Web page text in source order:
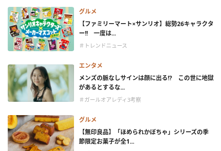
グルメ
【ファミリーマート×サンリオ】総勢26キャラクタ
ー!! 一度は...
＃トレンドニュース
エンタメ
メンズの脈なしサインは顔に出る!? この世に地獄
があるとするな...
＃ガールオアレディ3考察
グルメ
【無印良品】「ほめられかぼちゃ」シリーズの季
節限定お菓子が全1...